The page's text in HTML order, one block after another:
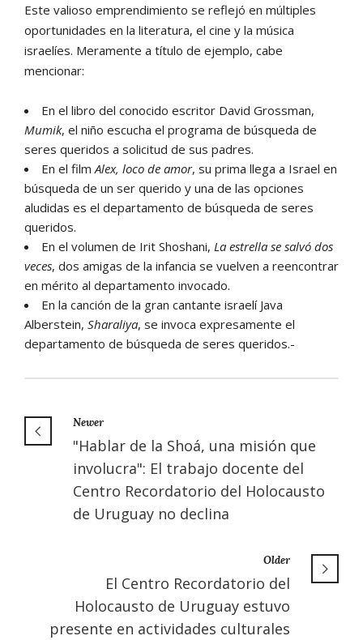
Este valioso emprendimiento se reflejó en múltiples
oportunidades en la literatura, el cine y la música
israelíes. Meramente a título de ejemplo, cabe
mencionar:
En el libro del conocido escritor David Grossman,
Mumik, el niño escucha el programa de búsqueda de
seres queridos a solicitud de sus padres.
En el film Alex, loco de amor, su prima llega a Israel en
búsqueda de un ser querido y una de las opciones
aludidas es el departamento de búsqueda de seres
queridos.
En el volumen de Irit Shoshani, La estrella se salvó dos
veces, dos amigas de la infancia se vuelven a reencontrar
en mérito al departamento invocado.
En la canción de la gran cantante israelí Java
Alberstein, Sharaliya, se invoca expresamente el
departamento de búsqueda de seres queridos.-
Newer
"Hablar de la Shoá, una misión que
involucra": El trabajo docente del
Centro Recordatorio del Holocausto
de Uruguay no declina
Older
El Centro Recordatorio del
Holocausto de Uruguay estuvo
presente en actividades culturales